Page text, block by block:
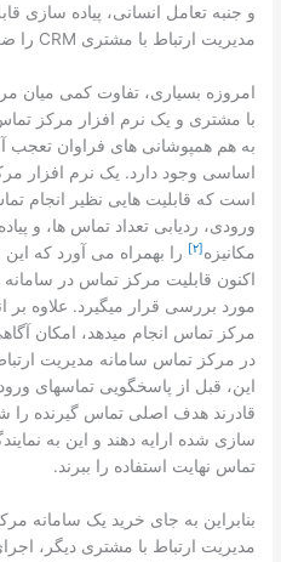
و جنبه تعامل انسانی، پیاده ­سازی
مدیریت ارتباط با مشتری CRM را ضروری می­کند.
امروزه بسیاری، تفاوت کمی میان
با مشتری و یک نرم افزار مرکز
به هم همپوشانی ­های فراوان تعجب
اساسی وجود دارد. یک نرم افزار
است که قابلیت ­هایی نظیر انجام
ورودی، ردیابی تعداد تماس ­ها، و
مکانیزه[۲]
را بهمراه می ­آورد که
مورد بررسی قرار می­گیرد. علاوه بر
مرکز تماس انجام می­دهد­، امکان
در مرکز تماس سامانه مدیریت
این، قبل از پاسخگویی تماس­های
قادرند هدف اصلی تماس گیرنده
سازی شده ارایه دهند و این به
تماس نهایت استفاده را ببرند.
بنابراین به جای خرید یک سامانه